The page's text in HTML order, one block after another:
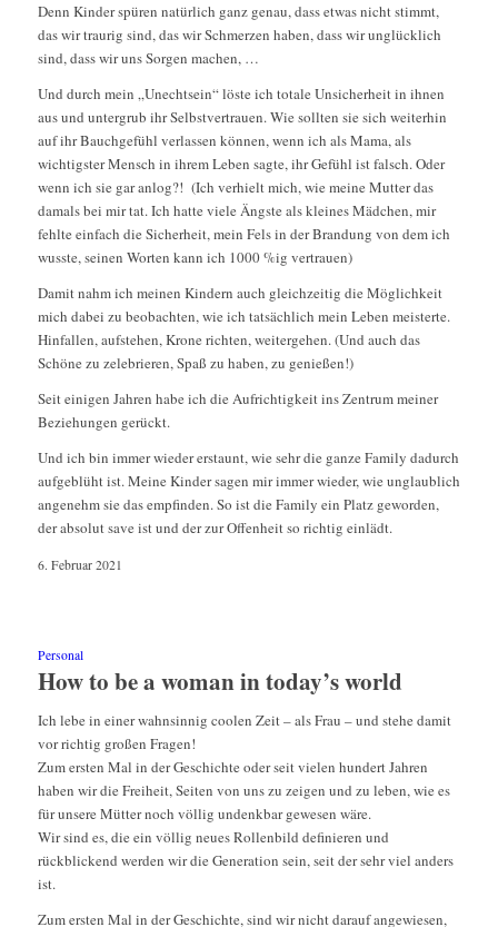
Denn Kinder spüren natürlich ganz genau, dass etwas nicht stimmt,
das wir traurig sind, das wir Schmerzen haben, dass wir unglücklich
sind, dass wir uns Sorgen machen, …
Und durch mein „Unechtsein“ löste ich totale Unsicherheit in ihnen
aus und untergrub ihr Selbstvertrauen. Wie sollten sie sich weiterhin
auf ihr Bauchgefühl verlassen können, wenn ich als Mama, als
wichtigster Mensch in ihrem Leben sagte, ihr Gefühl ist falsch. Oder
wenn ich sie gar anlog?! (Ich verhielt mich, wie meine Mutter das
damals bei mir tat. Ich hatte viele Ängste als kleines Mädchen, mir
fehlte einfach die Sicherheit, mein Fels in der Brandung von dem ich
wusste, seinen Worten kann ich 1000 %ig vertrauen)
Damit nahm ich meinen Kindern auch gleichzeitig die Möglichkeit
mich dabei zu beobachten, wie ich tatsächlich mein Leben meisterte.
Hinfallen, aufstehen, Krone richten, weitergehen. (Und auch das
Schöne zu zelebrieren, Spaß zu haben, zu genießen!)
Seit einigen Jahren habe ich die Aufrichtigkeit ins Zentrum meiner
Beziehungen gerückt.
Und ich bin immer wieder erstaunt, wie sehr die ganze Family dadurch
aufgeblüht ist. Meine Kinder sagen mir immer wieder, wie unglaublich
angenehm sie das empfinden. So ist die Family ein Platz geworden,
der absolut save ist und der zur Offenheit so richtig einlädt.
6. Februar 2021
Personal
How to be a woman in today’s world
Ich lebe in einer wahnsinnig coolen Zeit – als Frau – und stehe damit
vor richtig großen Fragen!
Zum ersten Mal in der Geschichte oder seit vielen hundert Jahren
haben wir die Freiheit, Seiten von uns zu zeigen und zu leben, wie es
für unsere Mütter noch völlig undenkbar gewesen wäre.
Wir sind es, die ein völlig neues Rollenbild definieren und
rückblickend werden wir die Generation sein, seit der sehr viel anders
ist.
Zum ersten Mal in der Geschichte, sind wir nicht daraufangewiesen,